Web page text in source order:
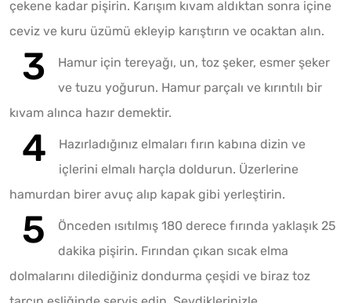
çekene kadar pişirin. Karışım kıvam aldıktan sonra içine
ceviz ve kuru üzümü ekleyip karıştırın ve ocaktan alın.
Hamur için tereyağı, un, toz şeker, esmer şeker
ve tuzu yoğurun. Hamur parçalı ve kırıntılı bir
kıvam alınca hazır demektir.
Hazırladığınız elmaları fırın kabına dizin ve
içlerini elmalı harçla doldurun. Üzerlerine
hamurdan birer avuç alıp kapak gibi yerleştirin.
Önceden ısıtılmış 180 derece fırında yaklaşık 25
dakika pişirin. Fırından çıkan sıcak elma
dolmalarını dilediğiniz dondurma çeşidi ve biraz toz